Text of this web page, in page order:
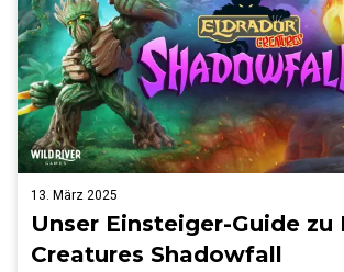
13. März 2025
Unser Einsteiger-Guide zu
Creatures Shadowfall